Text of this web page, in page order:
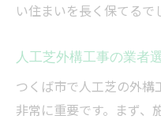
い住まいを長く保てるで
人工芝外構工事の業者
つくば市で人工芝の外
非常に重要です。まず、